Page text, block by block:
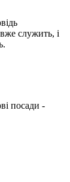
служить, і
посади -